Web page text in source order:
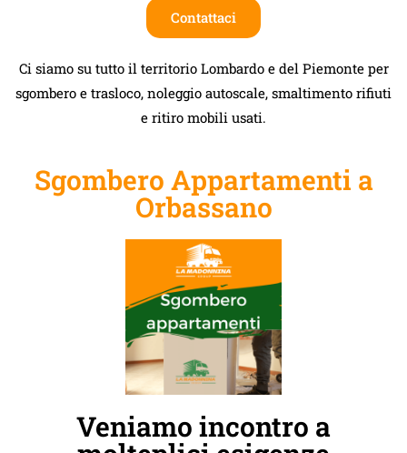
Contattaci
Ci siamo su tutto il territorio Lombardo e del Piemonte per
sgombero e trasloco, noleggio autoscale, smaltimento rifiuti
e ritiro mobili usati.
Sgombero Appartamenti a
Orbassano
Veniamo incontro a